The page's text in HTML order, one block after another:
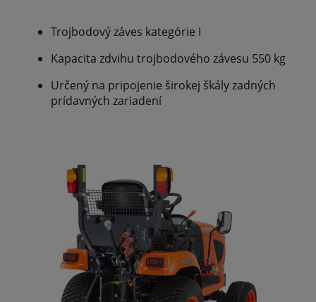
Trojbodový záves kategórie I
Kapacita zdvihu trojbodového závesu 550 kg
Určený na pripojenie širokej škály zadných
prídavných zariadení